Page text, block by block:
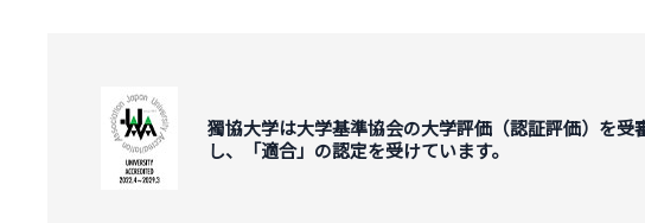
獨協大学は大学基準協会の大学評価（認証評価）を受
し、「適合」の認定を受けています。